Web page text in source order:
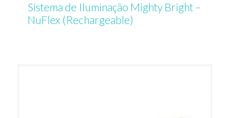
Sistema de Iluminação Mighty Bright –
NuFlex (Rechargeable)